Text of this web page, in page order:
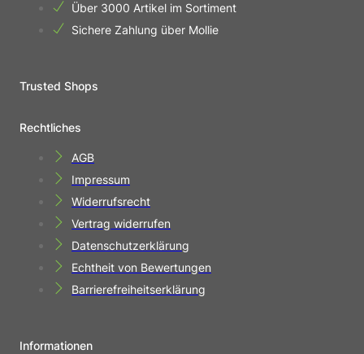
Über 3000 Artikel im Sortiment
Sichere Zahlung über Mollie
Trusted Shops
Rechtliches
AGB
Impressum
Widerrufsrecht
Vertrag widerrufen
Datenschutzerklärung
Echtheit von Bewertungen
Barrierefreiheitserklärung
Informationen